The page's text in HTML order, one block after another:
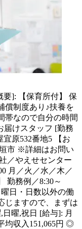
要]: 【保育所付】 保
償制度あり♪扶養を
帯なので自分の時間
届けスタッフ [勤務
原532番地5 【お
市 ※詳細はお問い
／やえせセンター
月／火／水／木／
勤務例／8:30～
日・日数以外の働
じますので、まずは
曜,祝日 [給与]: 月
均収入151,065円 ◎